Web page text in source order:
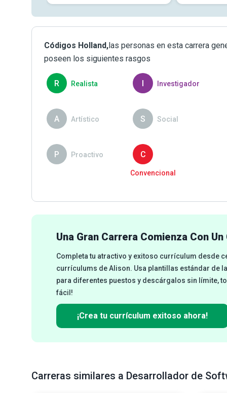
funcionalidades del marco
niveles de anotaciones...
y sus aplicaciones Aplicar
casos deLeer más
Códigos Holland,las personas en esta carrera
poseen los siguientes rasgos
R Realista I Investigador
A Artístico S Social
P Proactivo C
Convencional
Una Gran Carrera Comienza Con
Completa tu atractivo y exitoso currículum desde
currículums de Alison. Usa plantillas estándar de
para diferentes puestos y descárgalos sin límite,
fácil!
¡Crea tu currículum exitoso ahora!
Carreras similares a Desarrollador de